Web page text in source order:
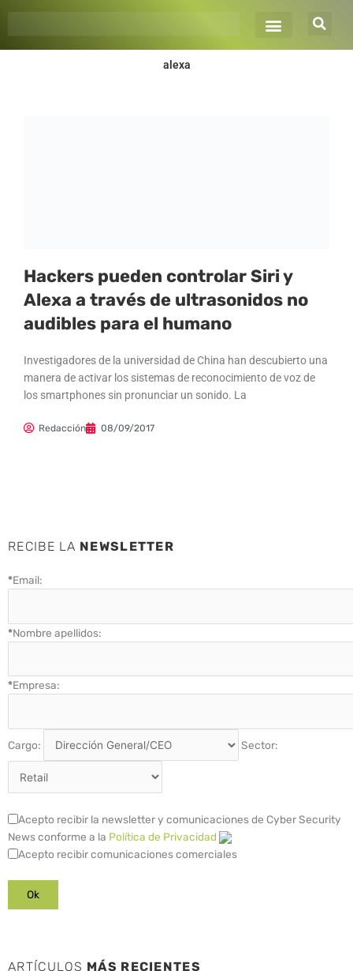
alexa
Hackers pueden controlar Siri y
Alexa a través de ultrasonidos no
audibles para el humano
Investigadores de la universidad de China han descubierto una
manera de activar los sistemas de reconocimiento de voz de
los smartphones sin pronunciar un sonido. La
Redacción 08/09/2017
RECIBE LA NEWSLETTER
*Email:
*Nombre apellidos:
*Empresa:
Cargo: Sector:
Acepto recibir la newsletter y comunicaciones de Cyber Security
News conforme a la Política de Privacidad
Acepto recibir comunicaciones comerciales
ARTÍCULOS MÁS RECIENTES